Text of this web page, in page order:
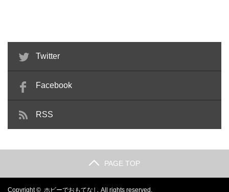
Twitter
Facebook
RSS
PAGE TOP
Copyright © ホビーでおもてなし All rights reserved.